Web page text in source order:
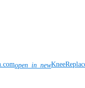
open_in_new